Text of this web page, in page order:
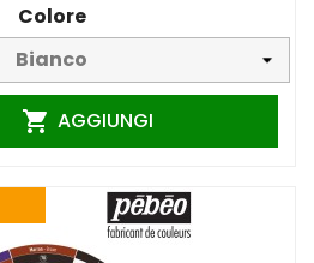
Colore
 AGGIUNGI